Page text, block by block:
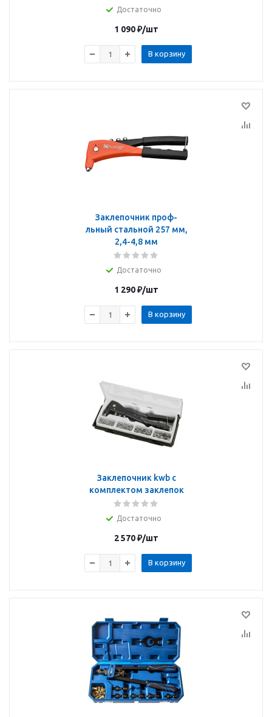
Достаточно
1 090₽/шт
В корзину
Заклепочник проф-
льный стальной 257 мм,
2,4-4,8 мм
Достаточно
1 290₽/шт
В корзину
Заклепочник kwb с
комплектом заклепок
Достаточно
2 570₽/шт
В корзину